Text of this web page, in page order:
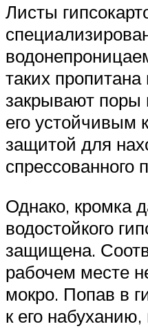
Листы
таких
закрывают поры
его устойчивым
защитой для
спрессованного
Однако, кромка
водостойкого
защищена.
рабочем месте
мокро. Попав в
к его